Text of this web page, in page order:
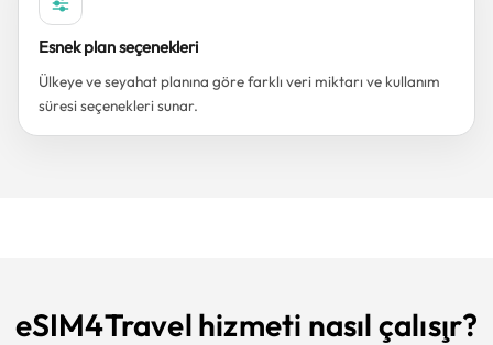
Esnek plan seçenekleri
Ülkeye ve seyahat planına göre farklı veri miktarı ve kullanım
süresi seçenekleri sunar.
eSIM4Travel hizmeti nasıl çalışır?